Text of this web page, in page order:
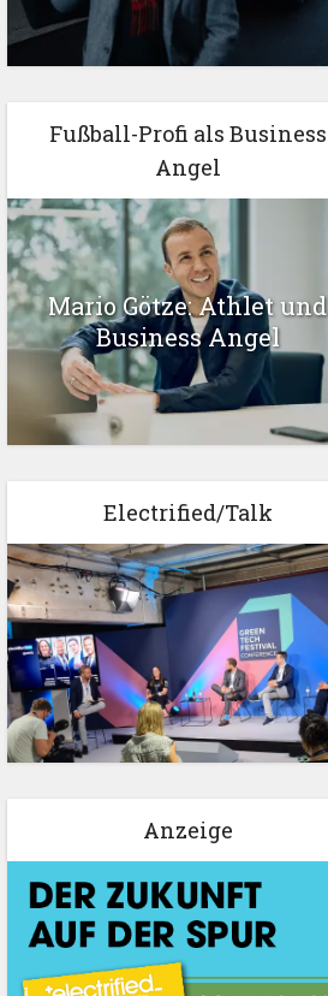
Fußball-Profi als Business
Angel
Mario Götze: Athlet und
Business Angel
Electrified/Talk
Anzeige